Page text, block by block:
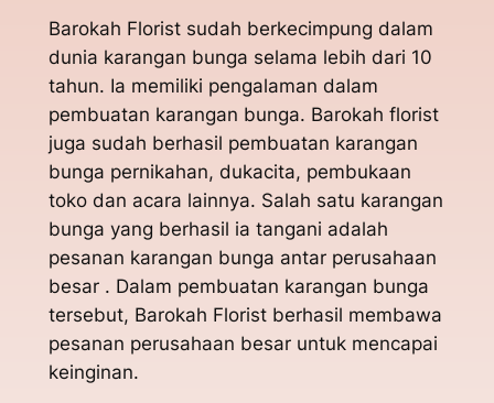
Barokah Florist sudah berkecimpung dalam
dunia karangan bunga selama lebih dari 10
tahun. Ia memiliki pengalaman dalam
pembuatan karangan bunga. Barokah florist
juga sudah berhasil pembuatan karangan
bunga pernikahan, dukacita, pembukaan
toko dan acara lainnya. Salah satu karangan
bunga yang berhasil ia tangani adalah
pesanan karangan bunga antar perusahaan
besar . Dalam pembuatan karangan bunga
tersebut, Barokah Florist berhasil membawa
pesanan perusahaan besar untuk mencapai
keinginan.